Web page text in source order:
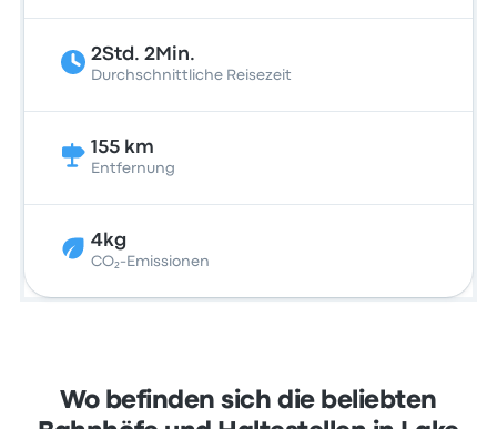
2Std. 2Min.
Durchschnittliche Reisezeit
155 km
Entfernung
4kg
CO₂-Emissionen
Wo befinden sich die beliebten